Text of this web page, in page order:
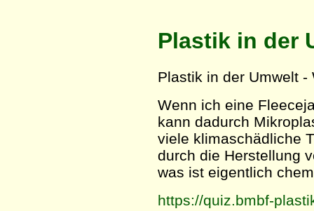
Plastik in der
Plastik in der Umwelt -
Wenn ich eine
kann dadurch
viele klimaschädliche
durch die Herstellung
was ist eigentlich
https://quiz.bmbf-